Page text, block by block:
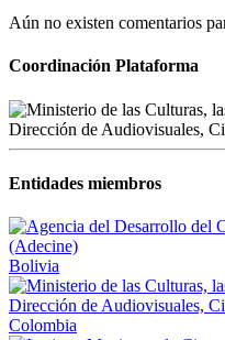
Aún no existen comentarios
Coordinación Plataforma
Entidades miembros
Bolivia
Colombia